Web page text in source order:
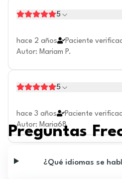
5
hace 2 años
Paciente
Autor: Mariam P.
5
hace 3 años
Paciente
Autor: Maria68
Preguntas
¿Qué idiomas se